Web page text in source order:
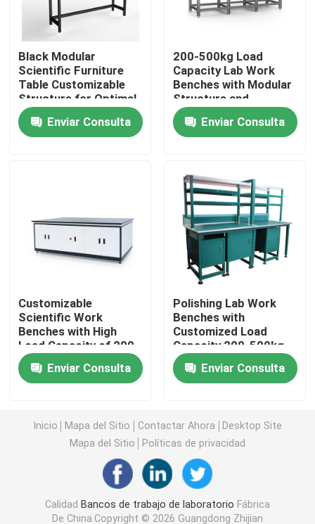
Control de Calidad
Contacto
Solicitar una cotización
Capilla del humo del laboratorio
Armario de almacenamiento de laboratorio
Banco de la balanza del laboratorio
Cuadro de trabajo de banco de laboratorio
Accesorios para muebles de laboratorio
Silla plegable del auditorio
Silla elevadora de laboratorio
Black Modular
Scientific Furniture
Table Customizable
Structure for Optimal
Functionality and
Space Utilization
Enviar Consulta
200-500kg Load
Capacity Lab Work
Benches with Modular
Structure and
Optional Accessories
Enviar Consulta
Customizable
Scientific Work
Benches with High
Load Capacity of 200-
500kg
Enviar Consulta
Polishing Lab Work
Benches with
Customized Load
Capacity 200-500kg
and Powder Coating
Enviar Consulta
Inicio Mapa del Sitio Contactar Ahora
Desktop Site
Mapa del Sitio
Políticas de privacidad
Calidad Bancos de trabajo de laboratorio Fábrica
De China.Copyright © 2026 Guangdong Zhijian